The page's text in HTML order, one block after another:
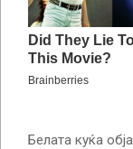
Белата куќа